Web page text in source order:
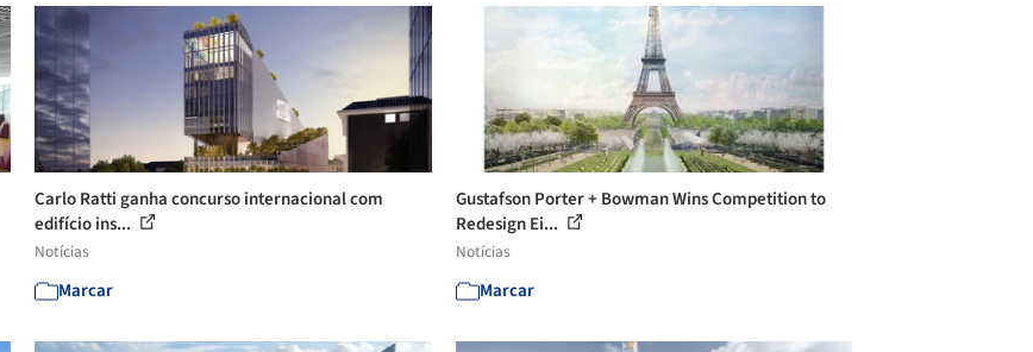
Carlo Ratti ganha concurso internacional com
edifício ins...
Notícias
Marcar
Gustafson Porter + Bowman Wins Competition to
Redesign Ei...
Notícias
Marcar